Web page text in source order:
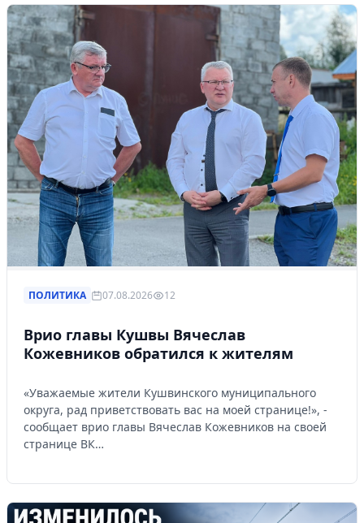
ПОЛИТИКА 07.08.2026 12
Врио главы Кушвы Вячеслав
Кожевников обратился к жителям
«Уважаемые жители Кушвинского муниципального
округа, рад приветствовать вас на моей странице!», -
сообщает врио главы Вячеслав Кожевников на своей
странице ВК…